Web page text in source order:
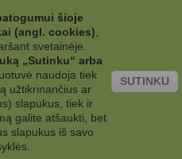
šioje
(angl. cookies)
svetainėje.
„Sutinku“ arba
naudoja tiek
užtikrinančius ar
slapukus, tiek ir
galite atšaukti, bet
slapukus iš savo
SUTINKU